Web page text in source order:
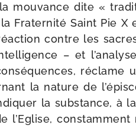
mou­vance dite «
Fraternité Saint Pie
contre les
– et
réclame
la nature de
la sub­stance, à
l’Eglise,